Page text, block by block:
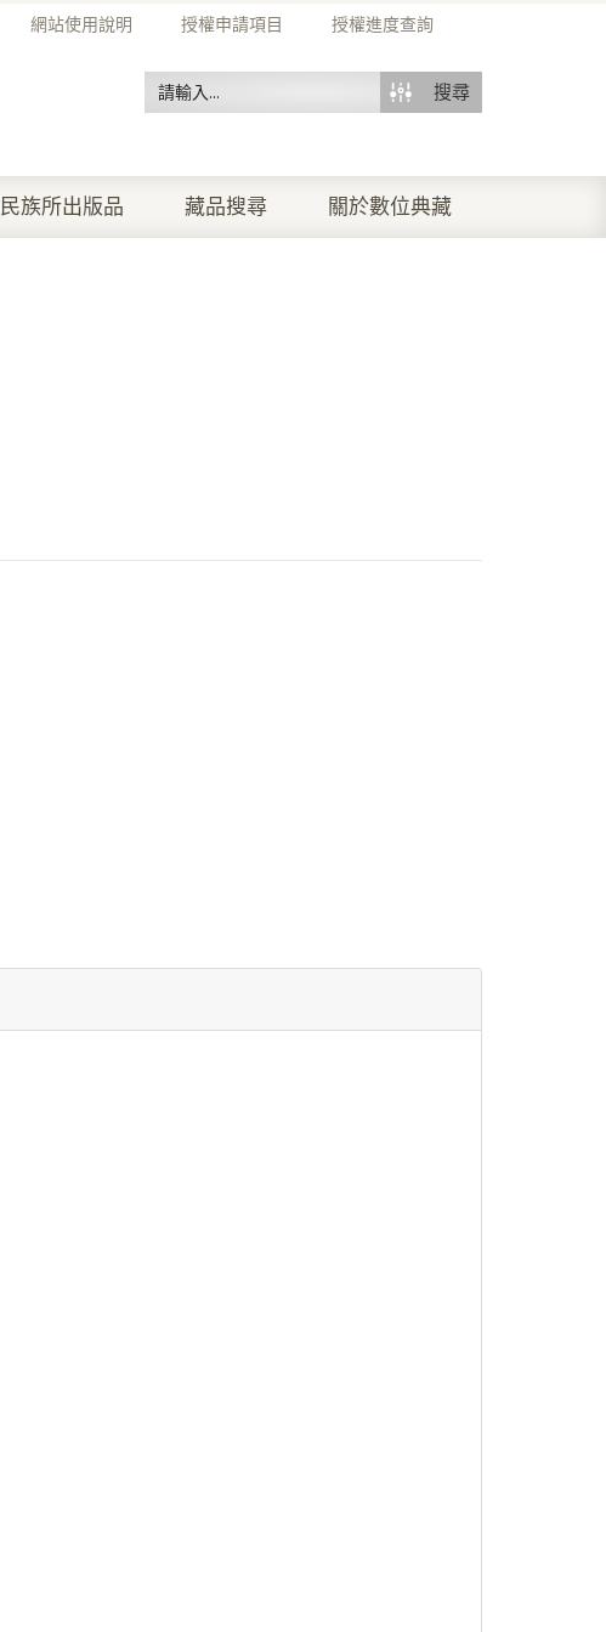
網站使用說明 授權申請項目 授權進度查詢
搜尋
民族所出版品 藏品搜尋 關於數位典藏